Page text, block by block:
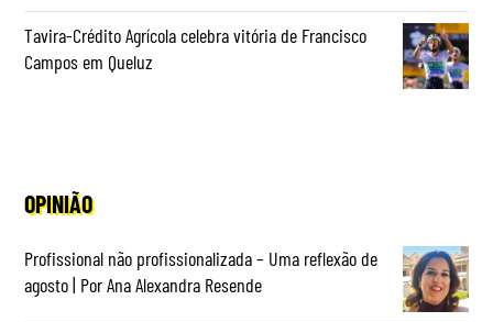
Tavira-Crédito Agrícola celebra vitória de Francisco
Campos em Queluz
OPINIÃO
Profissional não profissionalizada – Uma reflexão de
agosto | Por Ana Alexandra Resende